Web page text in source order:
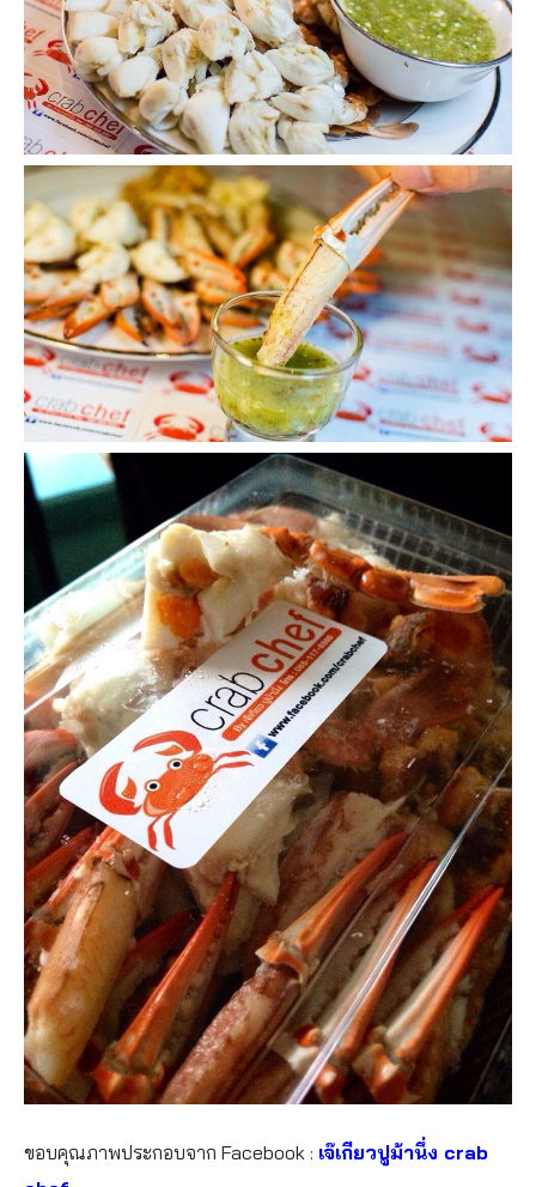
ขอบคุณภาพประกอบจาก Facebook : เจ๊เกียวปูม้านึ่ง crab